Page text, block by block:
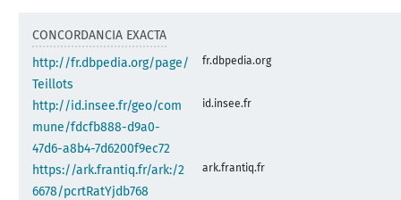
CONCORDANCIA EXACTA
http://fr.dbpedia.org/page/
Teillots
fr.dbpedia.org
http://id.insee.fr/geo/com
mune/fdcfb888-d9a0-
47d6-a8b4-7d6200f9ec72
id.insee.fr
https://ark.frantiq.fr/ark:/2
6678/pcrtRatYjdb768
ark.frantiq.fr